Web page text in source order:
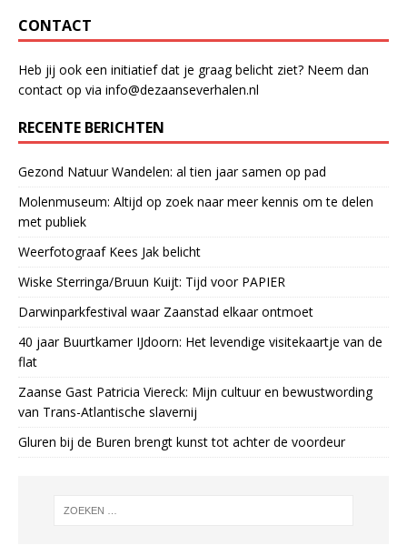
CONTACT
Heb jij ook een initiatief dat je graag belicht ziet? Neem dan
contact op via info@dezaanseverhalen.nl
RECENTE BERICHTEN
Gezond Natuur Wandelen: al tien jaar samen op pad
Molenmuseum: Altijd op zoek naar meer kennis om te delen
met publiek
Weerfotograaf Kees Jak belicht
Wiske Sterringa/Bruun Kuijt: Tijd voor PAPIER
Darwinparkfestival waar Zaanstad elkaar ontmoet
40 jaar Buurtkamer IJdoorn: Het levendige visitekaartje van de
flat
Zaanse Gast Patricia Viereck: Mijn cultuur en bewustwording
van Trans-Atlantische slavernij
Gluren bij de Buren brengt kunst tot achter de voordeur